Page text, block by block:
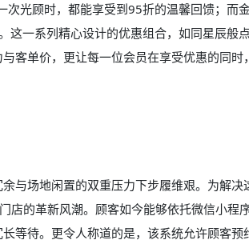
光顾时，都能享受到95折的温馨回馈；而
一系列精心设计的优惠组合，如同星辰般
客单价，更让每一位会员在享受优惠的同时
与场地闲置的双重压力下步履维艰。为解决
的革新风潮。顾客如今能够依托微信小程序
等待。更令人称道的是，该系统允许顾客预